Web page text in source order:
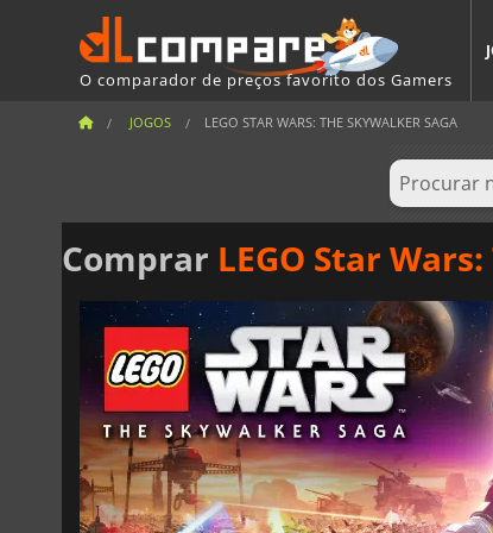
O comparador de preços favorito dos Gamers
JOGOS LEGO STAR WARS: THE SKYWALKER SAGA
Comprar LEGO Star